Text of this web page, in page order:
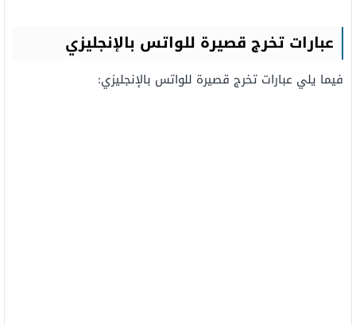
عبارات تخرج قصيرة للواتس بالإنجليزي
فيما يلي عبارات تخرج قصيرة للواتس بالإنجليزي: